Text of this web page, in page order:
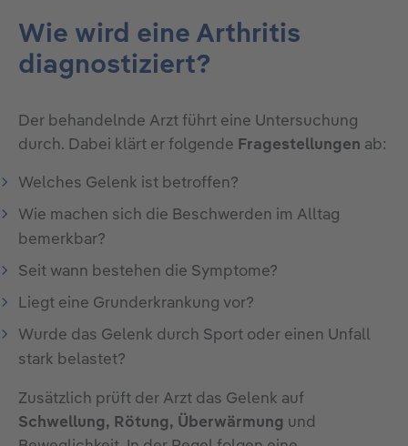
Wie wird eine Arthritis
diagnostiziert?
Der behandelnde Arzt führt eine Untersuchung
durch. Dabei klärt er folgende Fragestellungen ab:
Welches Gelenk ist betroffen?
Wie machen sich die Beschwerden im Alltag
bemerkbar?
Seit wann bestehen die Symptome?
Liegt eine Grunderkrankung vor?
Wurde das Gelenk durch Sport oder einen Unfall
stark belastet?
Zusätzlich prüft der Arzt das Gelenk auf
Schwellung, Rötung, Überwärmung und